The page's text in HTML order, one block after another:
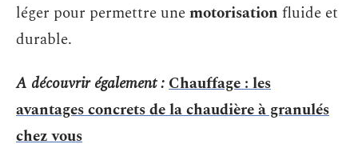
léger pour permettre unemotorisationfluide et
durable.
A découvrir également :Chauffage : les
avantages concrets de la chaudière à granulés
chez vous